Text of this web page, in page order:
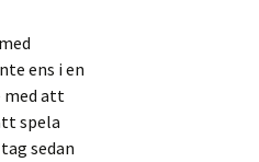
ens i en
med att
spela
sedan